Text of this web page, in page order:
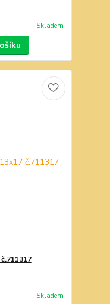
Skladem
Skladem